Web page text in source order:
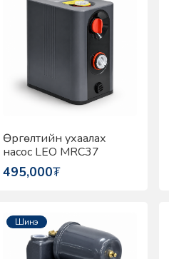
Өргөлтийн ухаалах
насос LEO MRC37
495,000₮
Шинэ